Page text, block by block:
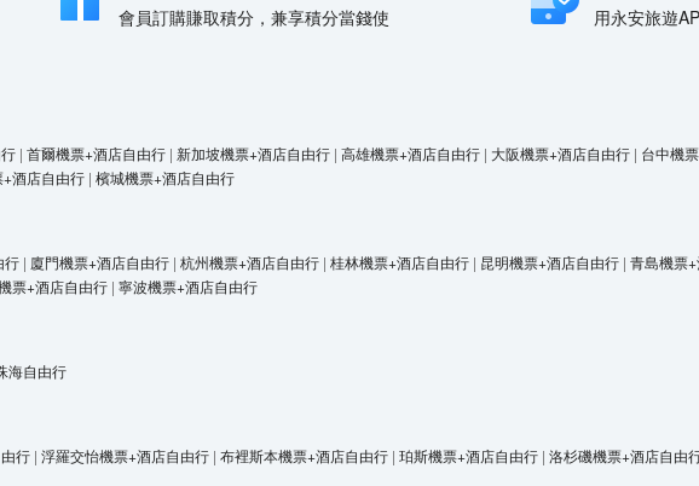
會員訂購賺取積分，兼享積分當錢使 用永安旅遊
| 首爾機票+酒店自由行 | 新加坡機票+酒店自由行 | 高雄機票+酒店自由行 | 大阪機票+酒店自由行 | 台中機
酒店自由行 | 檳城機票+酒店自由行
行 | 廈門機票+酒店自由行 | 杭州機票+酒店自由行 | 桂林機票+酒店自由行 | 昆明機票+酒店自由行 | 青島機票
票+酒店自由行 | 寧波機票+酒店自由行
海自由行
行 | 浮羅交怡機票+酒店自由行 | 布裡斯本機票+酒店自由行 | 珀斯機票+酒店自由行 | 洛杉磯機票+酒店自由